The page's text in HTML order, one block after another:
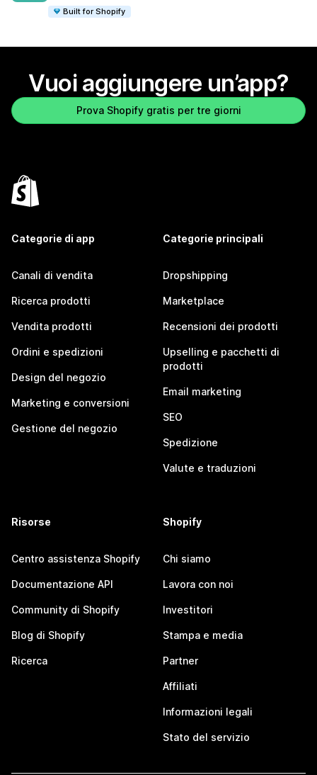
Built for Shopify
Vuoi aggiungere un’app?
Prova Shopify gratis per tre giorni
Categorie di app
Canali di vendita
Ricerca prodotti
Vendita prodotti
Ordini e spedizioni
Design del negozio
Marketing e conversioni
Gestione del negozio
Categorie principali
Dropshipping
Marketplace
Recensioni dei prodotti
Upselling e pacchetti di
prodotti
Email marketing
SEO
Spedizione
Valute e traduzioni
Risorse
Centro assistenza Shopify
Documentazione API
Community di Shopify
Blog di Shopify
Ricerca
Shopify
Chi siamo
Lavora con noi
Investitori
Stampa e media
Partner
Affiliati
Informazioni legali
Stato del servizio